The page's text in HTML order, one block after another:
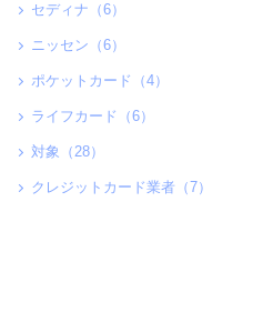
セディナ（6）
ニッセン（6）
ポケットカード（4）
ライフカード（6）
対象（28）
クレジットカード業者（7）